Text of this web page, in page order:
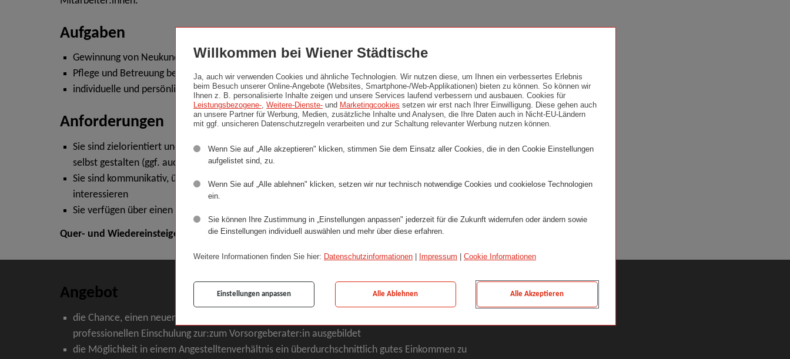
Aufgaben
Gewinnung von Neukunden
Pflege und Betreuung bestehender Kundenbeziehungen
individuelle und persönliche Beratung über Vorsorgemöglichkeiten
Anforderungen
Sie sind zielorientiert und wollen in einem sicheren Rahmen Ihr Arbeitsleben mit freier Zeiteinteilung
selbst gestalten (ggf. auch im Homeoffice)
Sie sind kommunikativ, überzeugend und der Verkauf von Dienstleistungen liegt Ihnen bzw. würde Sie
interessieren
Sie verfügen über einen Führerschein Klasse B und einen eigenen PKW
Quer- und Wiedereinsteiger:innen sind herzlich willkommen!
Angebot
die Chance, einen neuen zukunftssicheren Beruf zu erlernen und Sie werden im Rahmen einer
professionellen Einschulung zur:zum Vorsorgeberater:in ausgebildet
die Möglichkeit in einem Angestelltenverhältnis ein überdurchschnittlich gutes Einkommen zu
Willkommen bei Wiener Städtische
Ja, auch wir verwenden Cookies und ähnliche Technologien. Wir nutzen diese, um Ihnen ein verbessertes Erlebnis
beim Besuch unserer Online-Angebote (Websites, Smartphone-/Web-Applikationen) bieten zu können. So können wir
Ihnen z. B. personalisierte Inhalte zeigen und unsere Services laufend verbessern und ausbauen. Cookies für
Leistungsbezogene-, Weitere-Dienste- und Marketingcookies setzen wir erst nach Ihrer Einwilligung. Diese gehen auch
an unsere Partner für Werbung, Medien, zusätzliche Inhalte und Analysen, die Ihre Daten auch in Nicht-EU-Ländern
mit ggf. unsicheren Datenschutzregeln verarbeiten und zur Schaltung relevanter Werbung nutzen können.
Wenn Sie auf „Alle akzeptieren" klicken, stimmen Sie dem Einsatz aller Cookies, die in den Cookie Einstellungen
aufgelistet sind, zu.
Wenn Sie auf „Alle ablehnen" klicken, setzen wir nur technisch notwendige Cookies und cookielose Technologien
ein.
Sie können Ihre Zustimmung in „Einstellungen anpassen" jederzeit für die Zukunft widerrufen oder ändern sowie
die Einstellungen individuell auswählen und mehr über diese erfahren.
Weitere Informationen finden Sie hier: Datenschutzinformationen Impressum Cookie Informationen
Einstellungen anpassen Alle Ablehnen Alle Akzeptieren